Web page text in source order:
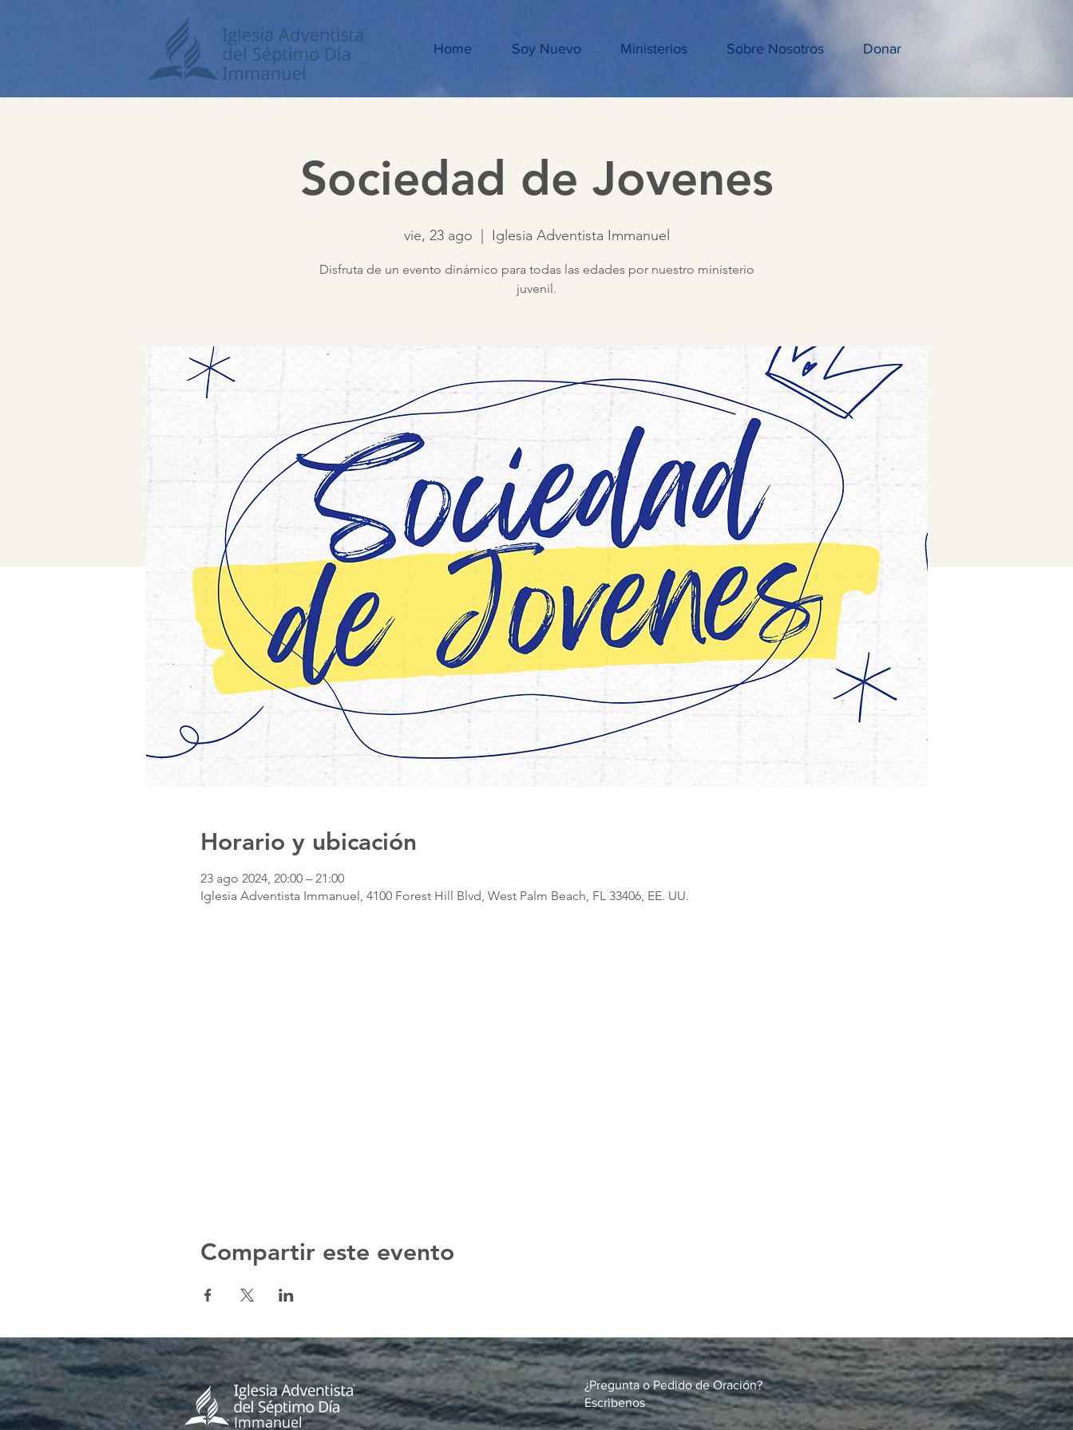
Home Soy Nuevo Ministerios Sobre Nosotros Donar
Sociedad de Jovenes
vie, 23 ago Iglesia Adventista Immanuel
Disfruta de un evento dinámico para todas las edades por nuestro ministerio
juvenil.
Horario y ubicación
23 ago 2024, 20:00 – 21:00
Iglesia Adventista Immanuel, 4100 Forest Hill Blvd, West Palm Beach, FL 33406, EE. UU.
Compartir este evento
Immanuel
¿Pregunta o Pedido de Oración?
Escribenos